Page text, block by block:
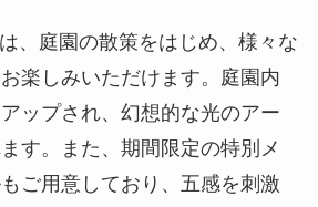
、庭園の散策をはじめ、様々な
楽しみいただけます。庭園内
ップされ、幻想的な光のアー
す。また、期間限定の特別メ
ご用意しており、五感を刺激